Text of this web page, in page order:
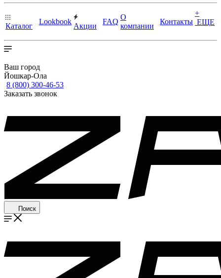
Каталог
Lookbook
Акции
FAQ
О
компании
Контакты
+
ЕЩЕ
Ваш город
Йошкар-Ола
8 (800) 300-46-53
Заказать звонок
Поиск